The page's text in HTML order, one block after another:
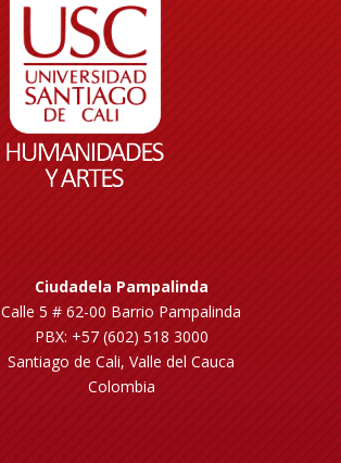
Ciudadela Pampalinda
Calle 5 # 62-00 Barrio Pampalinda
PBX: +57 (602) 518 3000
Santiago de Cali, Valle del Cauca
Colombia